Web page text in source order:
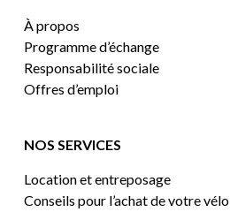
À propos
Programme d’échange
Responsabilité sociale
Offres d’emploi
NOS SERVICES
Location et entreposage
Conseils pour l’achat de votre vélo